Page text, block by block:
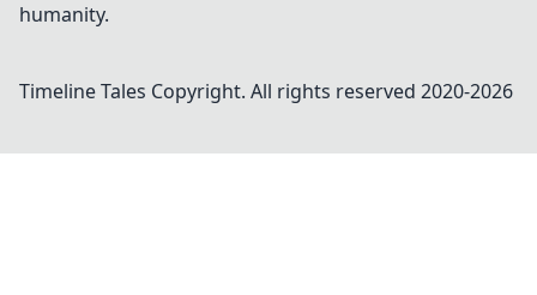
humanity.
Timeline Tales Copyright. All rights reserved 2020-2026